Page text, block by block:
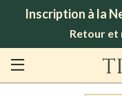
Inscription à la
Retour et